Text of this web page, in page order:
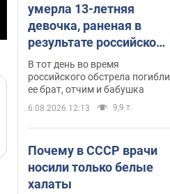
умерла 13-летняя
девочка, раненая в
результате российской
атаки на Сумскую
область. Фото
В тот день во время
российского обстрела погибли
ее брат, отчим и бабушка
6.08.2026 12:13 9,9 т.
Почему в СССР врачи
носили только белые
халаты